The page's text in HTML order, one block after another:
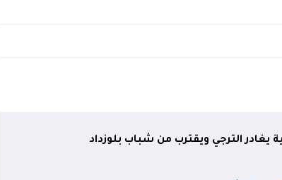
يغادر الترجي ويقترب من شباب بلوزداد